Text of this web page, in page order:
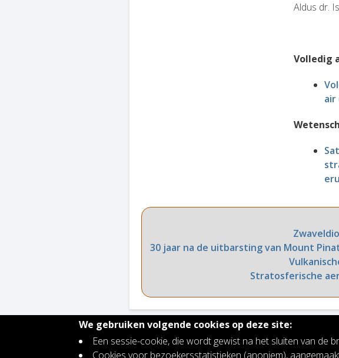
Aldus dr.
Volledig
air
30 jaar na de uitbarsting van Mount
Stratosferische
Contact
We gebruiken volgende cookies op deze site:
Een sessie-cookie, die wordt gewist na het sluiten van de
Cookies voor bezoekersstatistieken (anoniem),